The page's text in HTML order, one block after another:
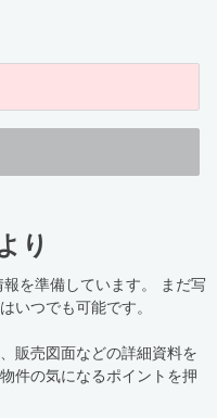
り
を準備しています。 まだ写
いつでも可能です。
販売図面などの詳細資料を
件の気になるポイントを押